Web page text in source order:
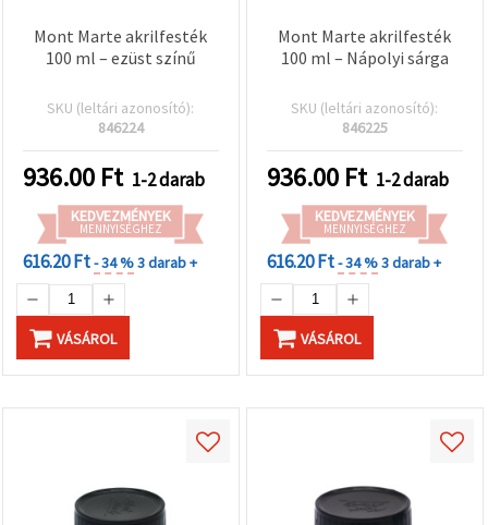
Mont Marte akrilfesték
100 ml – ezüst színű
SKU (leltári azonosító):
846224
936.00 Ft 1-2 darab
KEDVEZMÉNYEK
MENNYISÉGHEZ
616.20 Ft- 34 %3 darab +
VÁSÁROL
Mont Marte akrilfesték
100 ml – Nápolyi sárga
SKU (leltári azonosító):
846225
936.00 Ft 1-2 darab
KEDVEZMÉNYEK
MENNYISÉGHEZ
616.20 Ft- 34 %3 darab +
VÁSÁROL